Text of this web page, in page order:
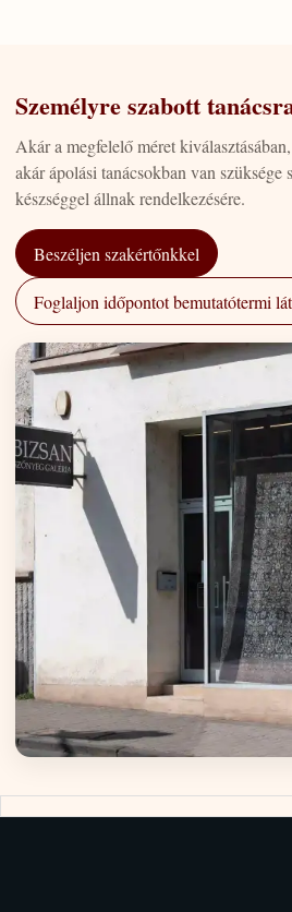
Személyre szabott
Akár a megfelelő méret
akár ápolási tanácsokban van szüksége
készséggel állnak rendelkezésére.
Beszéljen szakértőnkkel
Foglaljon időpontot bemutatótermi